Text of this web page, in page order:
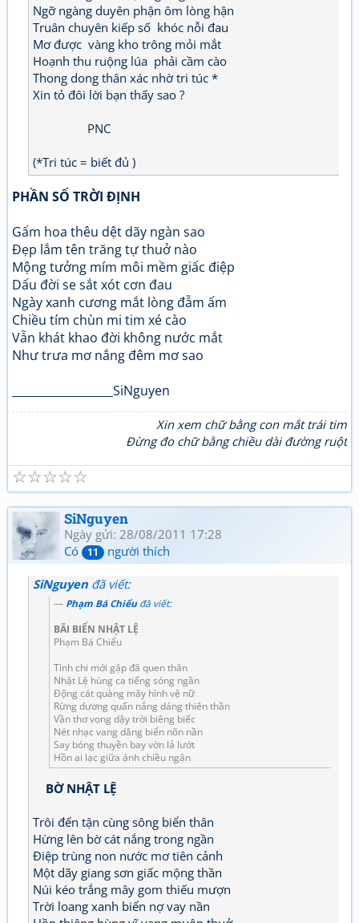
Ngỡ ngàng duyên phận ôm lòng hận
Truân chuyên kiếp số khóc nỗi đau
Mơ được vàng kho trông mỏi mắt
Hoạnh thu ruộng lúa phải cầm cào
Thong dong thân xác nhờ tri túc *
Xin tỏ đôi lời bạn thấy sao ?
PNC
(*Tri túc = biết đủ )
PHẦN SỐ TRỜI ĐỊNH
Gấm hoa thêu dệt dãy ngàn sao
Đẹp lắm tên trăng tự thuở nào
Mộng tưởng mím môi mềm giấc điệp
Dấu đời se sắt xót cơn đau
Ngày xanh cương mắt lòng đẫm ấm
Chiều tím chùn mi tim xé cào
Vẫn khát khao đời không nước mắt
Như trưa mơ nắng đêm mơ sao
__________________SiNguyen
Xin xem chữ bằng con mắt trái tim
Đừng đo chữ bằng chiều dài đường ruột
☆
☆
☆
☆
☆
SiNguyen
Ngày gửi: 28/08/2011 17:28
Có
11 người thích
SiNguyen đã viết:
Phạm Bá Chiểuđã viết:
BÃI BIỂN NHẬT LỆ
Phạm Bá Chiểu
Tình chi mới gặp đã quen thân
Nhật Lệ hùng ca tiếng sóng ngần
Động cát quàng mây hình vệ nữ
Rừng dương quấn nắng dáng thiên thần
Vần thơ vọng dậy trời biêng biếc
Nét nhạc vang dâng biển nõn nần
Say bóng thuyền bay vờn lả lướt
Hồn ai lạc giữa ánh chiều ngân
BỜ NHẬT LỆ
Trôi đến tận cùng sông biển thân
Hừng lên bờ cát nắng trong ngần
Điệp trùng non nước mơ tiên cảnh
Một dãy giang sơn giấc mộng thần
Núi kéo trắng mây gom thiếu mượn
Trời loang xanh biển nợ vay nần